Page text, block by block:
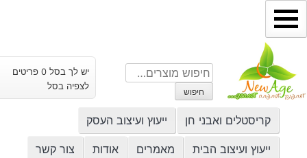
דילוג
לתוכן
חיפוש
עבור:
חיפוש
יש לך בסל 0 פריטים
לצפיה בסל
קריסטלים ואבני חן ייעוץ ועיצוב העסק
ייעוץ ועיצוב הבית מאמרים אודות צור קשר